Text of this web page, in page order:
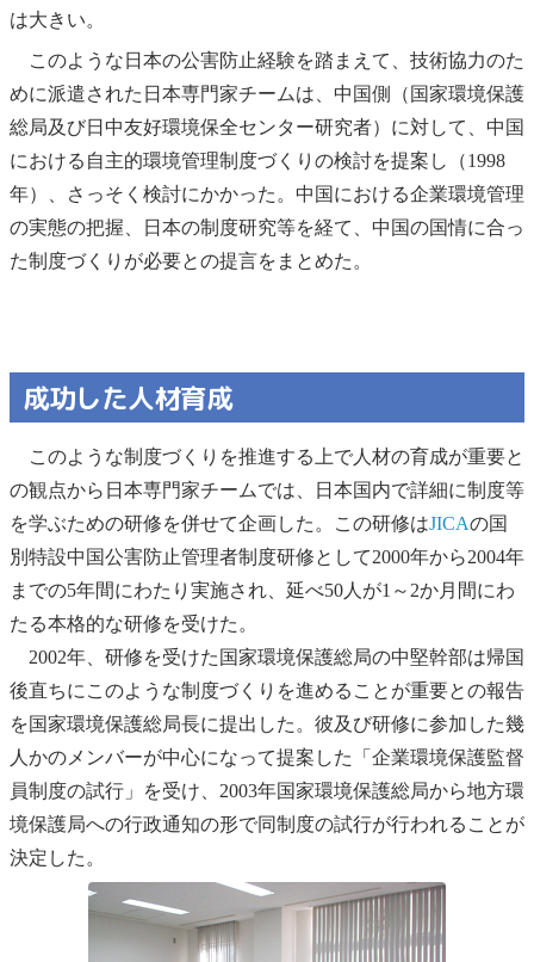
は大きい。
このような日本の公害防止経験を踏まえて、技術協力のた
めに派遣された日本専門家チームは、中国側（国家環境保護
総局及び日中友好環境保全センター研究者）に対して、中国
における自主的環境管理制度づくりの検討を提案し（1998
年）、さっそく検討にかかった。中国における企業環境管理
の実態の把握、日本の制度研究等を経て、中国の国情に合っ
た制度づくりが必要との提言をまとめた。
成功した人材育成
このような制度づくりを推進する上で人材の育成が重要と
の観点から日本専門家チームでは、日本国内で詳細に制度等
を学ぶための研修を併せて企画した。この研修はJICAの国
別特設中国公害防止管理者制度研修として2000年から2004年
までの5年間にわたり実施され、延べ50人が1～2か月間にわ
たる本格的な研修を受けた。
2002年、研修を受けた国家環境保護総局の中堅幹部は帰国
後直ちにこのような制度づくりを進めることが重要との報告
を国家環境保護総局長に提出した。彼及び研修に参加した幾
人かのメンバーが中心になって提案した「企業環境保護監督
員制度の試行」を受け、2003年国家環境保護総局から地方環
境保護局への行政通知の形で同制度の試行が行われることが
決定した。